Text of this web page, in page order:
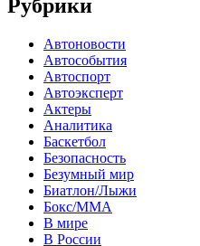
Рубрики
Автоновости
Автособытия
Автоспорт
Автоэксперт
Актеры
Аналитика
Баскетбол
Безопасность
Безумный мир
Биатлон/Лыжи
Бокс/MMA
В мире
В России